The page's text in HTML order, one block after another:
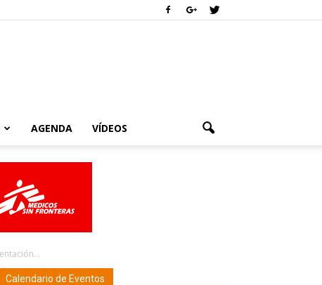
AGENDA VÍDEOS
Calendario de Eventos